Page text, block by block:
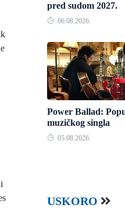
pred sudom 2027.
06.08.2026.
Power Ballad:
muzičkog singla
05.08.2026.
USKORO